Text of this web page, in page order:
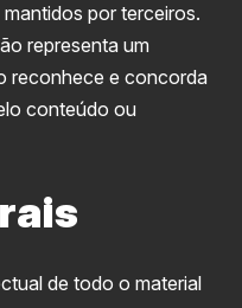
por terceiros.
representa um
reconhece e concorda
conteúdo ou
de todo o material